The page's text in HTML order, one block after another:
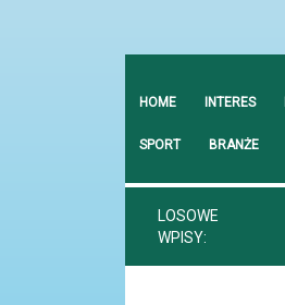
HOME INTERES
SPORT BRANŻE
LOSOWE
WPISY: